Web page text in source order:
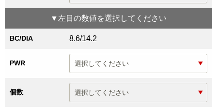
▼ 左目 の数値を選択してください
BC/DIA 8.6/14.2
PWR
個数